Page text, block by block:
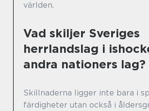
världen.
Vad skiljer Sveriges
herrlandslag i
andra nationers lag?
Skillnaderna ligger inte bara i
färdigheter utan också i